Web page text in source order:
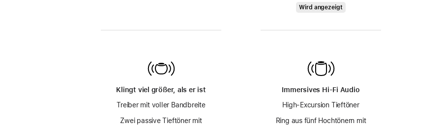
Klingt viel größer, als er ist
Treiber mit voller Bandbreite
Zwei passive Tieftöner mit
Wird angezeigtHomePod
Immersives Hi-Fi Audio
High-Excursion Tieftöner
Ring aus fünf Hochtönern mit